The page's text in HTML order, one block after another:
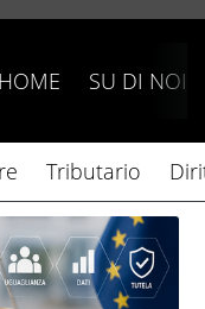
HOME SU DI NOI
Tributario